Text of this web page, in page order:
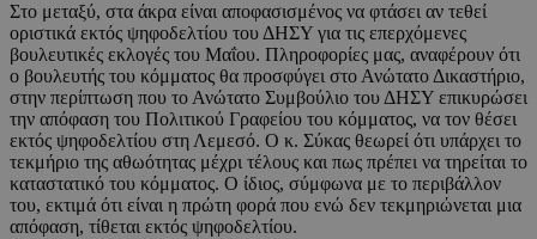
Στο μεταξύ, στα άκρα είναι αποφασισμένος να φτάσει αν τεθεί
οριστικά εκτός ψηφοδελτίου του ΔΗΣΥ για τις επερχόμενες
βουλευτικές εκλογές του Μαΐου. Πληροφορίες μας, αναφέρουν ότι
ο βουλευτής του κόμματος θα προσφύγει στο Ανώτατο Δικαστήριο,
στην περίπτωση που το Ανώτατο Συμβούλιο του ΔΗΣΥ επικυρώσει
την απόφαση του Πολιτικού Γραφείου του κόμματος, να τον θέσει
εκτός ψηφοδελτίου στη Λεμεσό. Ο κ. Σύκας θεωρεί ότι υπάρχει το
τεκμήριο της αθωότητας μέχρι τέλους και πως πρέπει να τηρείται το
καταστατικό του κόμματος. Ο ίδιος, σύμφωνα με το περιβάλλον
του, εκτιμά ότι είναι η πρώτη φορά που ενώ δεν τεκμηριώνεται μια
απόφαση, τίθεται εκτός ψηφοδελτίου.